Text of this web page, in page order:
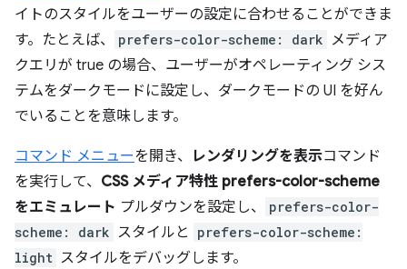
イトのスタイルをユーザーの設定に合わせることができま
す。たとえば、
prefers-color-scheme: dark メディア
クエリが true の場合、ユーザーがオペレーティング シス
テムをダークモードに設定し、ダークモードの UI を好ん
でいることを意味します。
コマンド メニューを開き、 レンダリングを表示コマンド
を実行して、 CSS メディア特性 prefers-color-scheme
をエミュレート プルダウンを設定し、
prefers-color-
scheme: dark スタイルと
prefers-color-scheme:
light スタイルをデバッグします。